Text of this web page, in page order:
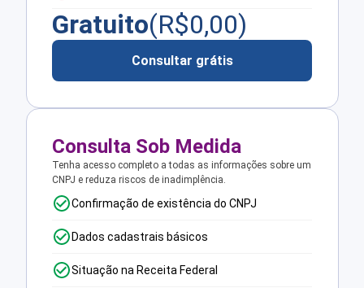
Gratuito(R$0,00)
Consultar grátis
Consulta Sob Medida
Tenha acesso completo a todas as informações sobre um
CNPJ e reduza riscos de inadimplência.
Confirmação de existência do CNPJ
Dados cadastrais básicos
Situação na Receita Federal